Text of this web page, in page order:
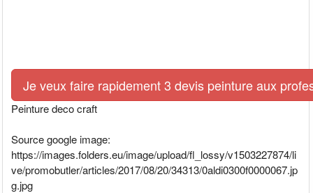
Je veux faire rapidement 3 devis peinture aux
Peinture deco craft
Source google image:
https://images.folders.eu/image/upload/fl_lossy/v1503227874/li
ve/promobutler/articles/2017/08/20/34313/0aldi0300f0000067.jp
g.jpg